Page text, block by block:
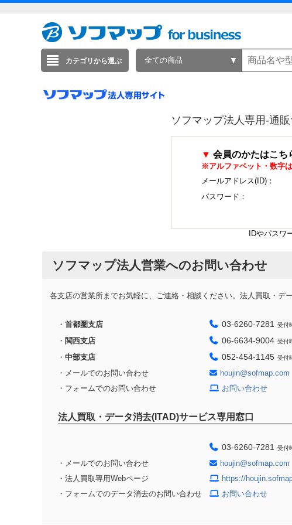
カテゴリから選ぶ 全ての商品
ソフマップ法人専用-通販
▼ 会員のかたはこち
※アルファベット・数字
メールアドレス(ID)：
パスワード：
IDやパスワ
ソフマップ法人営業へのお問い合わせ
各支店の営業所までお気軽に、ご連絡・相談ください。法人買取・デ
・ 首都圏支店 03-6260-7281 受付
・ 関西支店 06-6634-9004 受付
・ 中部支店 052-454-1145 受付
・メールでのお問い合わせ
houjin@sofmap.com
・フォームでのお問い合わせ
お問い合わせ
法人買取・データ消去(ITAD)サービス専用窓口
03-6260-7281 受付
・メールでのお問い合わせ
houjin@sofmap.com
・法人買取専用Webページ
https://
・フォームでのデータ消去のお問い合わせ
お問い合わせ